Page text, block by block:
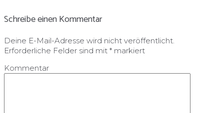
Schreibe einen Kommentar
Deine E-Mail-Adresse wird nicht veröffentlicht.
Erforderliche Felder sind mit * markiert
Kommentar